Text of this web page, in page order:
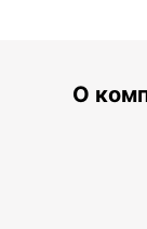
О